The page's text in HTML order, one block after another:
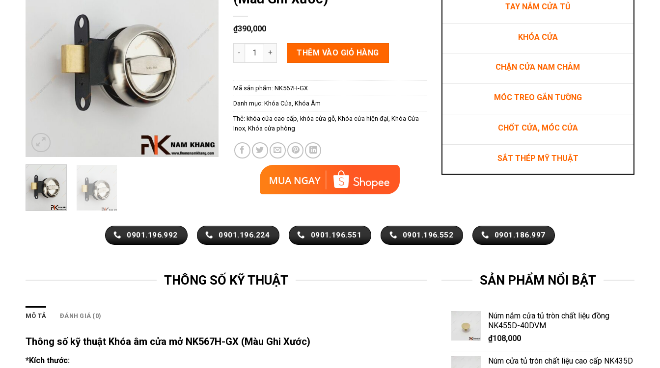
₫390,000
Khóa âm cửa mở NK567H-GX (Màu Ghi Xước) số lượng
THÊM VÀO GIỎ HÀNG
Mã sản phẩm:NK567H-GX
Danh mục:Khóa Cửa,Khóa Âm
Thẻ: khóa cửa cao cấp, khóa cửa gỗ,Khóa cửa hiện đại,Khóa Cửa
Inox,Khóa cửa phòng
TAY NẮM CỬA TỦ
KHÓA CỬA
CHẶN CỬA NAM CHÂM
MÓC TREO GẮN TƯỜNG
CHỐT CỬA, MÓC CỬA
SẮT THÉP MỸ THUẬT
0901.196.992 0901.196.224 0901.196.551 0901.196.552 0901.186.997
THÔNG SỐ KỸ THUẬT
MÔ TẢ ĐÁNH GIÁ (0)
Thông số kỹ thuật Khóa âm cửa mở NK567H-GX (Màu Ghi Xước)
*Kích thước:
SẢN PHẨM NỔI BẬT
Núm nắm cửa tủ tròn chất liệu đồng
NK455D-40DVM
₫108,000
Núm cửa tủ tròn chất liệu cao cấp NK435D